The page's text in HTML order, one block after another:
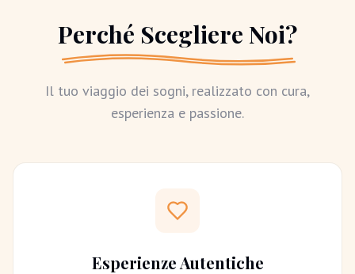
Perché Scegliere Noi?
Il tuo viaggio dei sogni, realizzato con cura,
esperienza e passione.
Esperienze Autentiche